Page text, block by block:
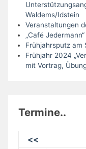
Waldems/Idstein
Veranstaltungen
„Café
Frühjahrsputz am
Frühjahr 2024
mit Vortrag,
Termine..
<<